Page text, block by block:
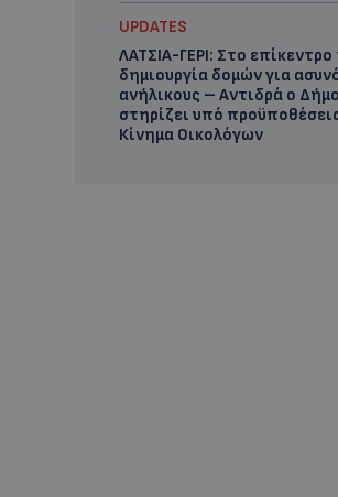
UPDATES
ΛΑΤΣΙΑ-ΓΕΡΙ: Στο επίκεντρο
δημιουργία δομών για
ανήλικους – Αντιδρά ο
στηρίζει υπό
Κίνημα Οικολόγων